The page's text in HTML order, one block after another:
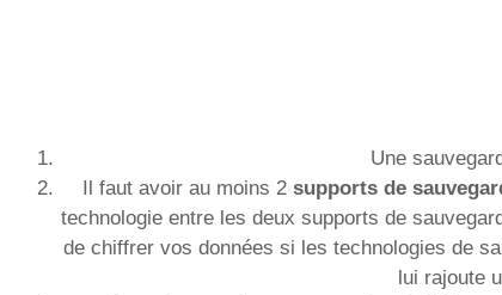
Une
Il faut avoir au moins 2 supports de
technologie entre les deux supports de
de chiffrer vos données si les technologies de
lui rajoute